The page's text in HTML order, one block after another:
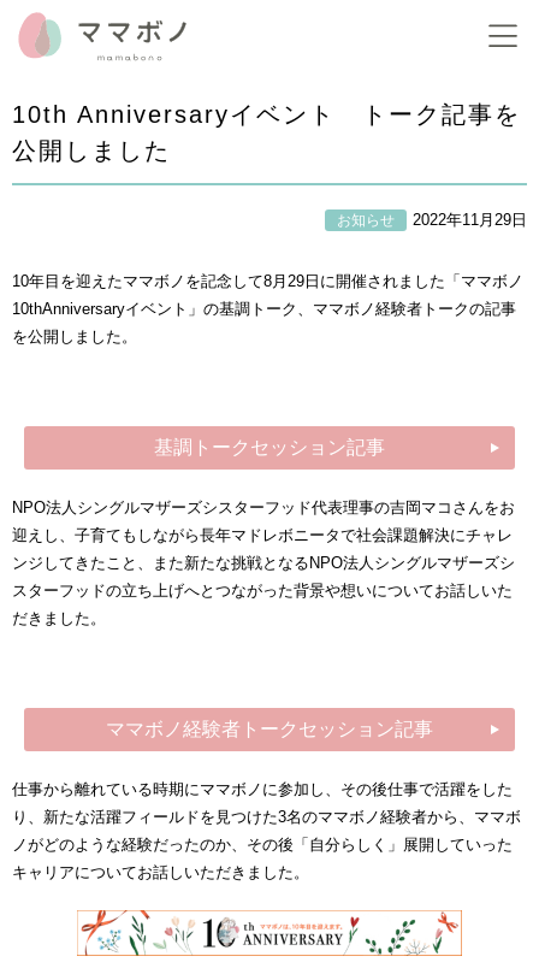
10th Anniversaryイベント トーク記事を
公開しました
お知らせ 2022年11月29日
10年目を迎えたママボノを記念して8月29日に開催されました「ママボノ
10thAnniversaryイベント」の基調トーク、ママボノ経験者トークの記事
を公開しました。
基調トークセッション記事
NPO法人シングルマザーズシスターフッド代表理事の吉岡マコさんをお
迎えし、子育てもしながら長年マドレボニータで社会課題解決にチャレ
ンジしてきたこと、また新たな挑戦となるNPO法人シングルマザーズシ
スターフッドの立ち上げへとつながった背景や想いについてお話しいた
だきました。
ママボノ経験者トークセッション記事
仕事から離れている時期にママボノに参加し、その後仕事で活躍をした
り、新たな活躍フィールドを見つけた3名のママボノ経験者から、ママボ
ノがどのような経験だったのか、その後「自分らしく」展開していった
キャリアについてお話しいただきました。